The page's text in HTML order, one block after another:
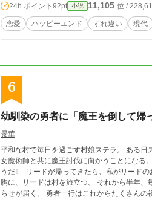
24h.ポイント 92pt 小説 11,105 位 /
恋愛 ハッピーエンド すれ違い 現代
6
幼馴染の勇者に「魔王を倒して帰
景華
平和な村で毎日を過ごす村娘ステラ。 ある日
女魔術師と共に魔王討伐に向かうことになる。 「俺……ステラと離れたくない」 そんなリードに、ステラは思わずこう告げる。 「そ
うだ‼ リードが帰ってきたら、私がリードのお願い、一つだけな
胸に、リードは村を旅立つ。 それから半年、毎日リードの無事を祈り続けるステラのもとに、リードの史上最速での魔王城攻略の知
らせが届く。 勇者一行はこれからたくさん